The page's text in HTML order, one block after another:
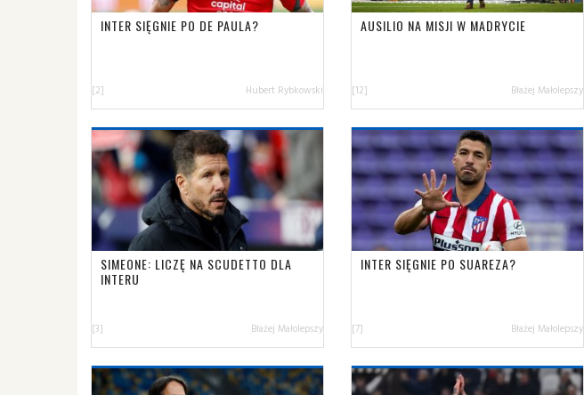
INTER SIĘGNIE PO DE PAULA?
[2] Hubert Rybkowski
AUSILIO NA MISJI W MADRYCIE
[12] Błażej Małolepszy
SIMEONE: LICZĘ NA SCUDETTO DLA
INTERU
[3] Błażej Małolepszy
INTER SIĘGNIE PO SUAREZA?
[7] Błażej Małolepszy